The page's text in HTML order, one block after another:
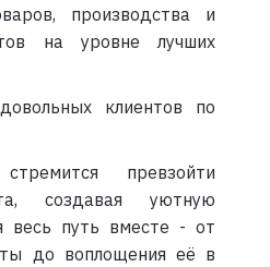
производства и
на уровне лучших
клиентов по
превзойти
создавая уютную
весь путь вместе - от
до воплощения её в